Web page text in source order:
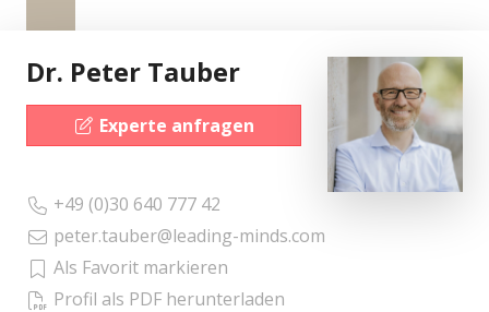
Dr. Peter Tauber
Experte anfragen
+49 (0)30 640 777 42
peter.tauber@leading-minds.com
Als Favorit markieren
Profil als PDF herunterladen